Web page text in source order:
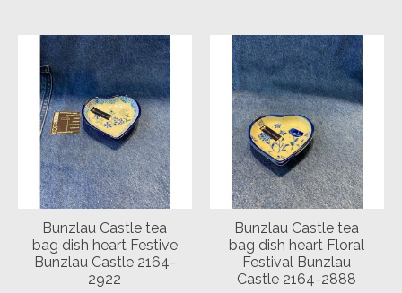
Bunzlau Castle tea
bag dish heart Festive
Bunzlau Castle 2164-
2922
Bunzlau Castle tea
bag dish heart Floral
Festival Bunzlau
Castle 2164-2888